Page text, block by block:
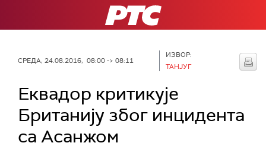
РТС
СРЕДА, 24.08.2016, 08:00 -> 08:11
ИЗВОР:
ТАНЈУГ
Еквадор критикује
Британију због инцидента
са Асанжом